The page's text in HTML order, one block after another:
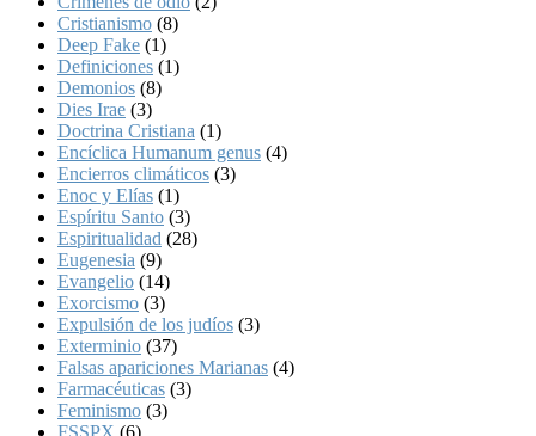
Cristianismo (8)
Deep Fake (1)
Definiciones (1)
Demonios (8)
Dies Irae (3)
Doctrina Cristiana (1)
Encíclica Humanum genus (4)
Encierros climáticos (3)
Enoc y Elías (1)
Espíritu Santo (3)
Espiritualidad (28)
Eugenesia (9)
Evangelio (14)
Exorcismo (3)
Expulsión de los judíos (3)
Exterminio (37)
Falsas apariciones Marianas (4)
Farmacéuticas (3)
Feminismo (3)
FSSPX (6)